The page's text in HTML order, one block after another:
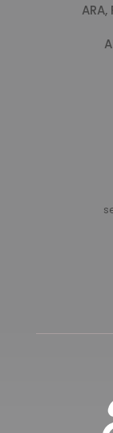
ARA,